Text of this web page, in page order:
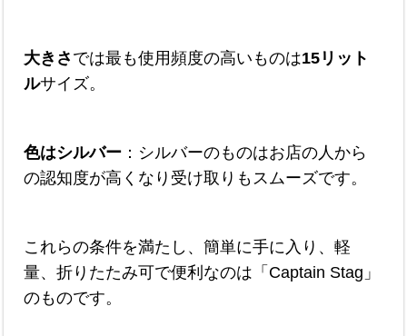
大きさ では最も使用頻度の高いものは15リット
ルサイズ。
色はシルバー ：シルバーのものはお店の人から
の認知度が高くなり受け取りもスムーズです。
これらの条件を満たし、簡単に手に入り、軽
量、折りたたみ可で便利なのは「Captain Stag」
のものです。